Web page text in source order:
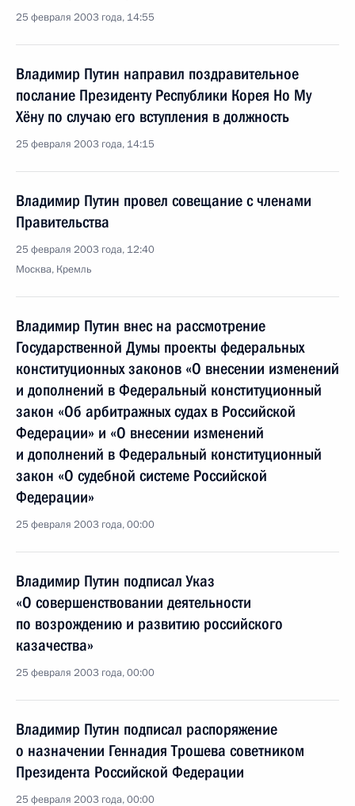
25 февраля 2003 года, 14:55
Владимир Путин направил поздравительное
послание Президенту Республики Корея Но Му
Хёну по случаю его вступления в должность
25 февраля 2003 года, 14:15
Владимир Путин провел совещание с членами
Правительства
25 февраля 2003 года, 12:40
Москва, Кремль
Владимир Путин внес на рассмотрение
Государственной Думы проекты федеральных
конституционных законов «О внесении изменений
и дополнений в Федеральный конституционный
закон «Об арбитражных судах в Российской
Федерации» и «О внесении изменений
и дополнений в Федеральный конституционный
закон «О судебной системе Российской
Федерации»
25 февраля 2003 года, 00:00
Владимир Путин подписал Указ
«О совершенствовании деятельности
по возрождению и развитию российского
казачества»
25 февраля 2003 года, 00:00
Владимир Путин подписал распоряжение
о назначении Геннадия Трошева советником
Президента Российской Федерации
25 февраля 2003 года, 00:00